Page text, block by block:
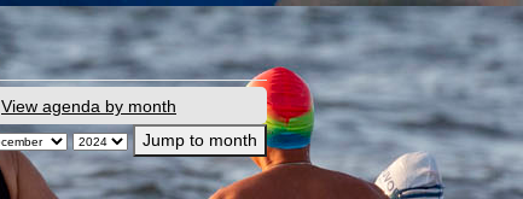
View agenda by month
Jump to month